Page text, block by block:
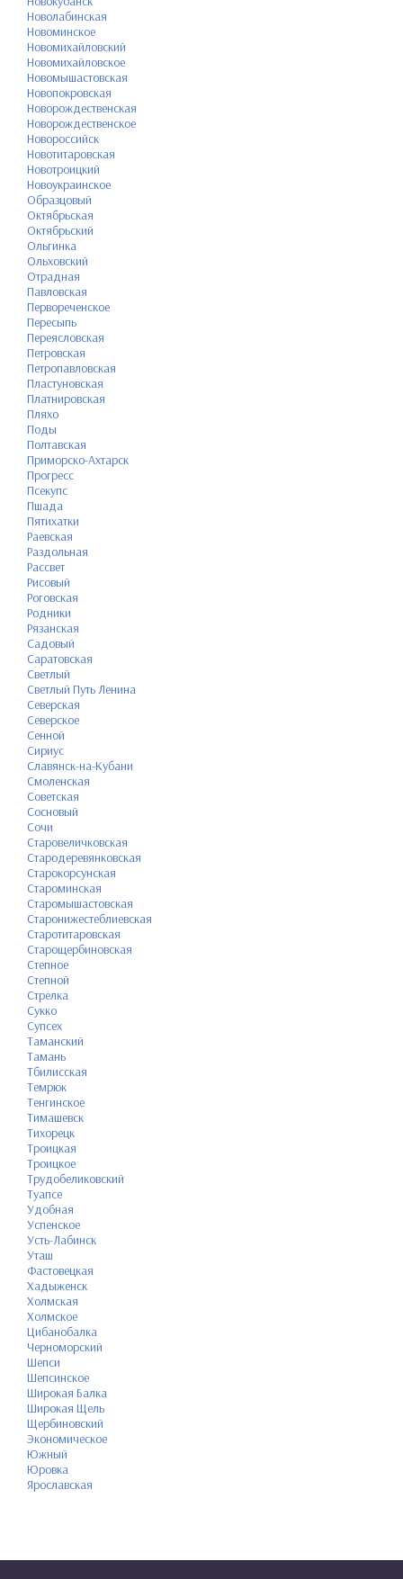
Новолабинская
Новоминское
Новомихайловский
Новомихайловское
Новомышастовская
Новопокровская
Новорождественская
Новорождественское
Новороссийск
Новотитаровская
Новотроицкий
Новоукраинское
Образцовый
Октябрьская
Октябрьский
Ольгинка
Ольховский
Отрадная
Павловская
Первореченское
Пересыпь
Переясловская
Петровская
Петропавловская
Пластуновская
Платнировская
Пляхо
Поды
Полтавская
Приморско-Ахтарск
Прогресс
Псекупс
Пшада
Пятихатки
Раевская
Раздольная
Рассвет
Рисовый
Роговская
Родники
Рязанская
Садовый
Саратовская
Светлый
Светлый Путь Ленина
Северская
Северское
Сенной
Сириус
Славянск-на-Кубани
Смоленская
Советская
Сосновый
Сочи
Старовеличковская
Стародеревянковская
Старокорсунская
Староминская
Старомышастовская
Старонижестеблиевская
Старотитаровская
Старощербиновская
Степное
Степной
Стрелка
Сукко
Супсех
Таманский
Тамань
Тбилисская
Темрюк
Тенгинское
Тимашевск
Тихорецк
Троицкая
Троицкое
Трудобеликовский
Туапсе
Удобная
Успенское
Усть-Лабинск
Уташ
Фастовецкая
Хадыженск
Холмская
Холмское
Цибанобалка
Черноморский
Шепси
Шепсинское
Широкая Балка
Широкая Щель
Щербиновский
Экономическое
Южный
Юровка
Ярославская